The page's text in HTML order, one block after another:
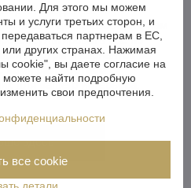
или подбираете
своего дома, сообщите нам
вас по
люстры и вариантов ее
вами разработаем
для вашего интерьера.
здесь
Для этого мы можем
и услуги третьих сторон, и
партнерам в ЕС,
других странах. Нажимая
cookie", вы даете согласие на
можете найти подробную
свои предпочтения.
все cookie